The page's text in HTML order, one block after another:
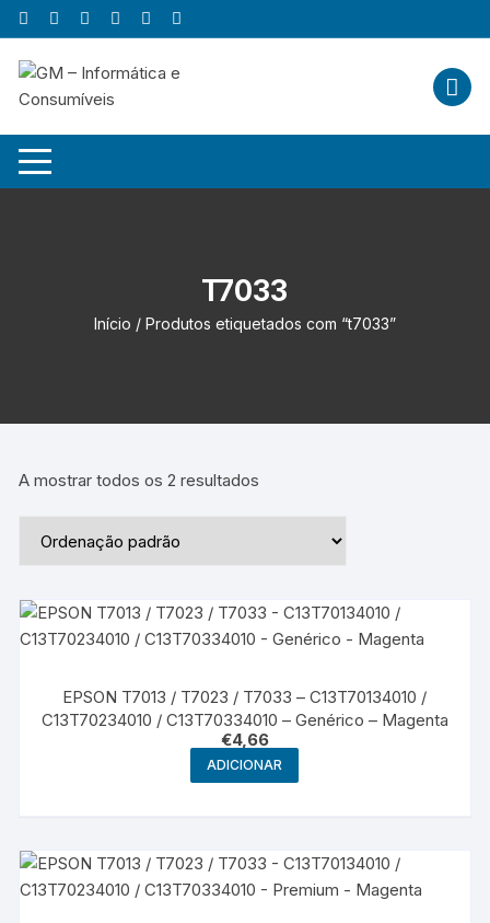
Skip
to
content
T7033
Início / Produtos etiquetados com “t7033”
A mostrar todos os 2 resultados
EPSON T7013 / T7023 / T7033 – C13T70134010 /
C13T70234010 / C13T70334010 – Genérico – Magenta
€4,66
ADICIONAR